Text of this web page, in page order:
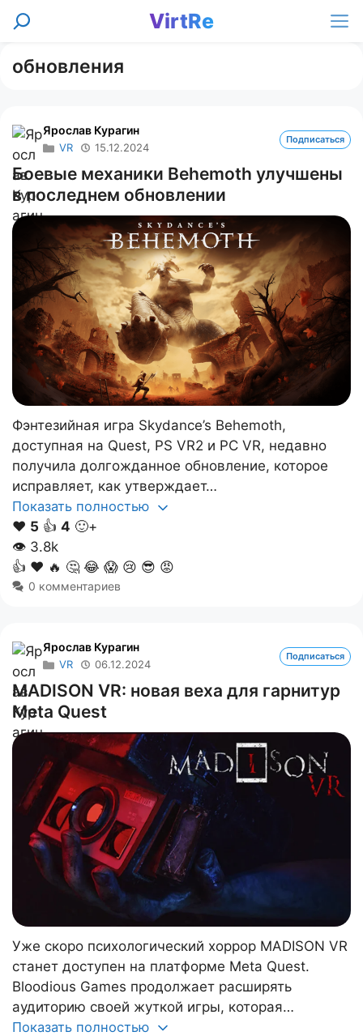
Перейти
VirtRe
Поиск
обновления
Ярослав Курагин
VR 15.12.2024
Подписаться
Боевые механики Behemoth улучшены
в последнем обновлении
Фэнтезийная игра Skydance’s Behemoth,
доступная на Quest, PS VR2 и PC VR, недавно
получила долгожданное обновление, которое
исправляет, как утверждает…
Показать полностью
❤️ 5 👍 4 🙂+
👁 3.8k
👍 ❤️ 🔥 🤔 😂 😱 😢 😎 😡
0 комментариев
Ярослав Курагин
VR 06.12.2024
Подписаться
MADISON VR: новая веха для гарнитур
Meta Quest
Уже скоро психологический хоррор MADISON VR
станет доступен на платформе Meta Quest.
Bloodious Games продолжает расширять
аудиторию своей жуткой игры, которая…
Показать полностью